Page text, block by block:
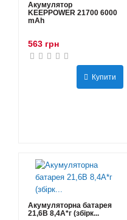
Акумулятор
KEEPPOWER 21700 6000
mAh
563 грн
Купити
Акумуляторна батарея
21,6В 8,4A*г (збірк...